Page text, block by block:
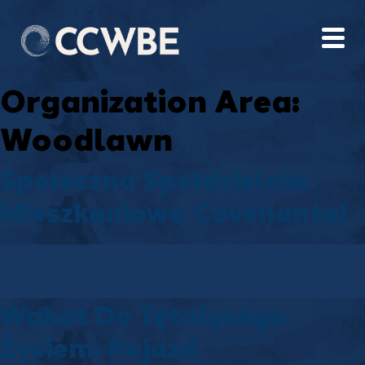
Organization Area:
Woodlawn
Społeczna Spółdzielnia
Mieszkaniowa Covenantal
Wakat Do Tętniącego
Życiem: Pojazd